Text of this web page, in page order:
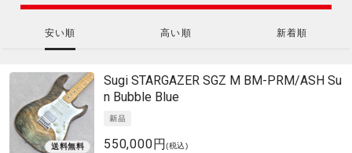
安い順 高い順 新着順
Sugi STARGAZER SGZ M BM-PRM/ASH Su
n Bubble Blue
550,000円(税込)